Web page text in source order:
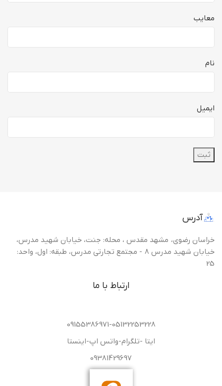
معایب
نام
ایمیل
آدرس
خراسان رضوی، مشهد مقدس ، محله: جنت، خیابان شهید مدرس،
خیابان شهید مدرس 8 - مجتمع تجارتی مدرس، طبقه: اول، واحد:
25
ارتباط با ما
09155386971-05132253228
ایتا -تلگرام-واتس اپ-اینستا
09381429697